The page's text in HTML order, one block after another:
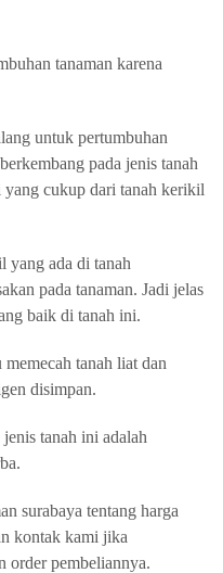
tanaman karena
untuk pertumbuhan
pada jenis tanah
cukup dari tanah kerikil
yang ada di tanah
pada tanaman. Jadi jelas
baik di tanah ini.
tanah liat dan
disimpan.
tanah ini adalah
surabaya tentang harga
kontak kami jika
order pembeliannya.